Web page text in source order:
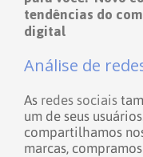
tendências do
digital
Análise de
As redes sociais
um de seus
compartilhamos
marcas,